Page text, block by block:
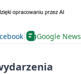
Google News